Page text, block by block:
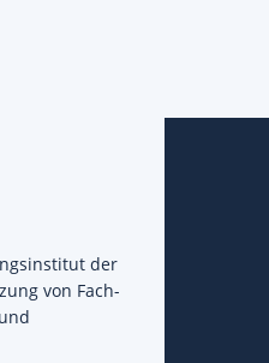
der
von Fach-